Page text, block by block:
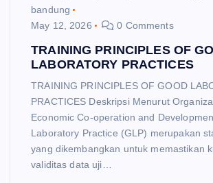
bandung
May 12, 2026
0 Comments
TRAINING PRINCIPLES OF
LABORATORY PRACTICES
TRAINING PRINCIPLES OF GOOD
PRACTICES Deskripsi Menurut
Economic Co-operation and
Laboratory Practice (GLP) merupakan
yang dikembangkan untuk memastikan
validitas data uji…